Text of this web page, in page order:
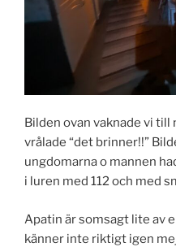
Bilden ovan vaknade vi
vrålade “det brinner!!”
ungdomarna o mannen
i luren med 112 och med
Apatin är somsagt lite av
känner inte riktigt igen